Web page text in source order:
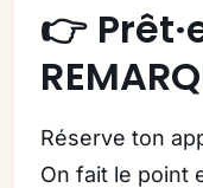
👉
Réserve ton
On fait le point